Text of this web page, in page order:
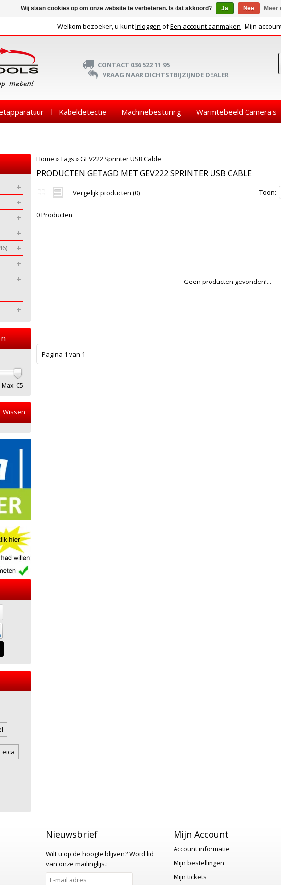
Welkom bezoeker, u kuntInloggen ofEen account aanmaken Mijn
CONTACT 036 522 11 95
VRAAG NAAR DICHTSTBIJZIJNDE DEALER
Kabeldetectie Machinebesturing Warmtebeeld Camera's
Home »Tags »GEV222 Sprinter USB Cable
PRODUCTEN GETAGD MET GEV222 SPRINTER USB CABLE
Vergelijk producten (0) Toon:
0 Producten
Geen producten gevonden!...
Pagina 1 van 1
Max: €5
Wissen
Leica
Nieuwsbrief
Wilt u op de hoogte blijven?Word lid
van onze mailinglijst:
Mijn Account
Account informatie
Mijn bestellingen
Mijn tickets
Wij slaan cookies op om onze website te verbeteren. Is dat akkoord? Ja Nee Meer